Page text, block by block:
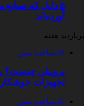
آورده‌اند
پربازدید هفته
18 ساعت پیش
پروپیلن چیست؟
تجهیزات
20 ساعت پیش